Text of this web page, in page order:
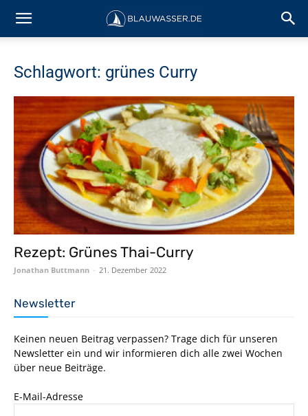
Schlagwort: grünes Curry
Rezept: Grünes Thai-Curry
Jonathan Buttmann - 21. Dezember 2022
Newsletter
Keinen neuen Beitrag verpassen? Trage dich für unseren
Newsletter ein und wir informieren dich alle zwei Wochen
über neue Beiträge.
E-Mail-Adresse